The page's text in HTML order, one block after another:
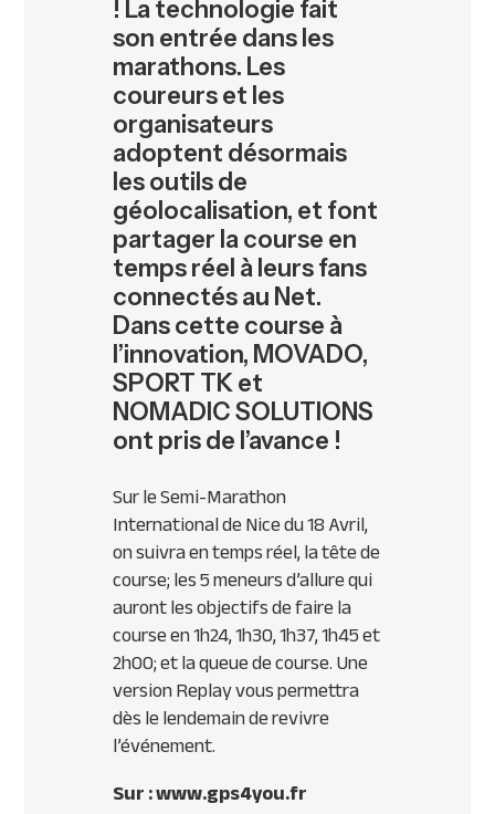
! La technologie fait
son entrée dans les
marathons. Les
coureurs et les
organisateurs
adoptent désormais
les outils de
géolocalisation, et font
partager la course en
temps réel à leurs fans
connectés au Net.
Dans cette course à
l’innovation, MOVADO,
SPORT TK et
NOMADIC SOLUTIONS
ont pris de l’avance !
Sur le Semi-Marathon
International de Nice du 18 Avril,
on suivra en temps réel, la tête de
course; les 5 meneurs d’allure qui
auront les objectifs de faire la
course en 1h24, 1h30, 1h37, 1h45 et
2h00; et la queue de course. Une
version Replay vous permettra
dès le lendemain de revivre
l’événement.
Sur : www.gps4you.fr